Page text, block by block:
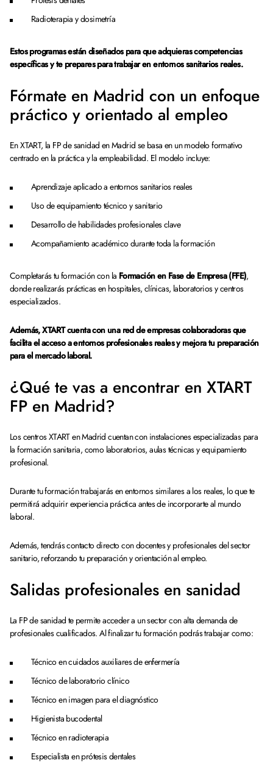
Radioterapia y dosimetría
Estos programas están diseñados para que adquieras competencias
específicas y te prepares para trabajar en entornos sanitarios reales.
Fórmate en Madrid con un enfoque
práctico y orientado al empleo
En XTART, la FP de sanidad en Madrid se basa en un modelo formativo
centrado en la práctica y la empleabilidad. El modelo incluye:
Aprendizaje aplicado a entornos sanitarios reales
Uso de equipamiento técnico y sanitario
Desarrollo de habilidades profesionales clave
Acompañamiento académico durante toda la formación
Completarás tu formación con la Formación en Fase de Empresa (FFE),
donde realizarás prácticas en hospitales, clínicas, laboratorios y centros
especializados.
Además, XTART cuenta con una red de empresas colaboradoras que
facilita el acceso a entornos profesionales reales y mejora tu preparación
para el mercado laboral.
¿Qué te vas a encontrar en XTART
FP en Madrid?
Los centros XTART en Madrid cuentan con instalaciones especializadas para
la formación sanitaria, como laboratorios, aulas técnicas y equipamiento
profesional.
Durante tu formación trabajarás en entornos similares a los reales, lo que te
permitirá adquirir experiencia práctica antes de incorporarte al mundo
laboral.
Además, tendrás contacto directo con docentes y profesionales del sector
sanitario, reforzando tu preparación y orientación al empleo.
Salidas profesionales en sanidad
La FP de sanidad te permite acceder a un sector con alta demanda de
profesionales cualificados. Al finalizar tu formación podrás trabajar como:
Técnico en cuidados auxiliares de enfermería
Técnico de laboratorio clínico
Técnico en imagen para el diagnóstico
Higienista bucodental
Técnico en radioterapia
Especialista en prótesis dentales